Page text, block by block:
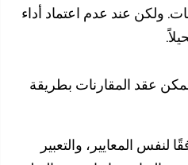
عند عدم اعتماد أداء
المقارنات بطريقة
المعايير، والتعبير